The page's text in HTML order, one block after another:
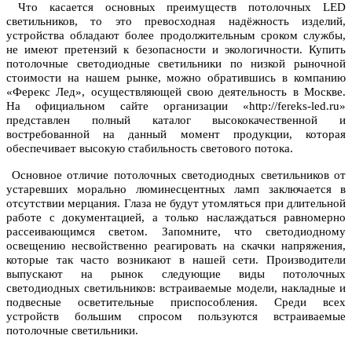
Что касается основных преимуществ потолочных LED
светильников, то это превосходная надёжность изделий,
устройства обладают более продолжительным сроком службы,
не имеют претензий к безопасности и экологичности. Купить
потолочные светодиодные светильники по низкой рыночной
стоимости на нашем рынке, можно обратившись в компанию
«Ферекс Лед», осуществляющей свою деятельность в Москве.
На официальном сайте организации «http://fereks-led.ru»
представлен полный каталог высококачественной и
востребованной на данный момент продукции, которая
обеспечивает высокую стабильность светового потока.
Основное отличие потолочных светодиодных светильников от
устаревших морально люминесцентных ламп заключается в
отсутствии мерцания. Глаза не будут утомляться при длительной
работе с документацией, а только наслаждаться равномерно
рассеивающимся светом. Запомните, что светодиодному
освещению несвойственно реагировать на скачки напряжения,
которые так часто возникают в нашей сети. Производители
выпускают на рынок следующие виды потолочных
светодиодных светильников: встраиваемые модели, накладные и
подвесные осветительные приспособления. Среди всех
устройств большим спросом пользуются встраиваемые
потолочные светильники.